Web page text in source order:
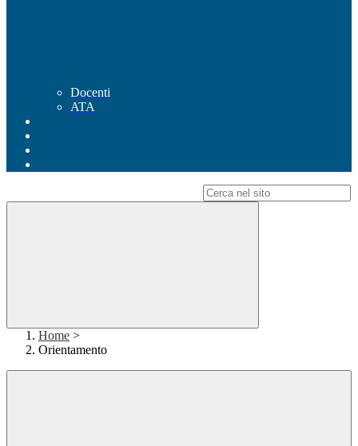
Docenti
ATA
Home >
Orientamento